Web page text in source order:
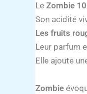
Le Zombie
Son acidité
Les fruits
Leur parfum
Elle ajoute
Zombie